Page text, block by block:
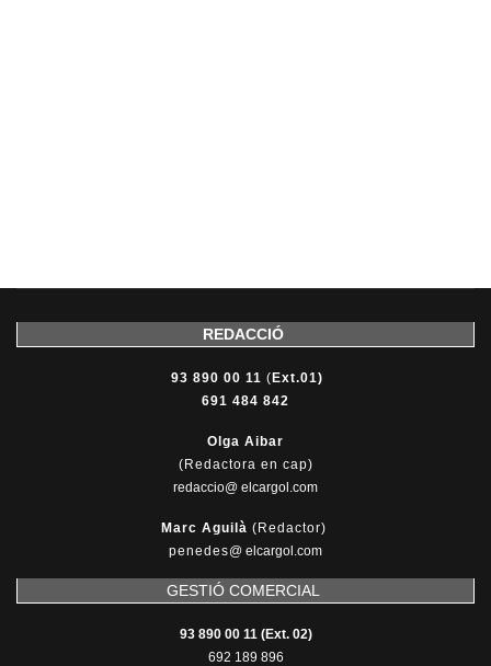
REDACCIÓ
93 890 00 11 ( Ext.01)
691 484 842
Olga Aibar
(Redactora en cap)
redaccio@ elcargol.com
Marc Aguilà (Redactor)
penedes@ elcargol.com
GESTIÓ COMERCIAL
93 890 00 11 (Ext. 02)
692 189 896